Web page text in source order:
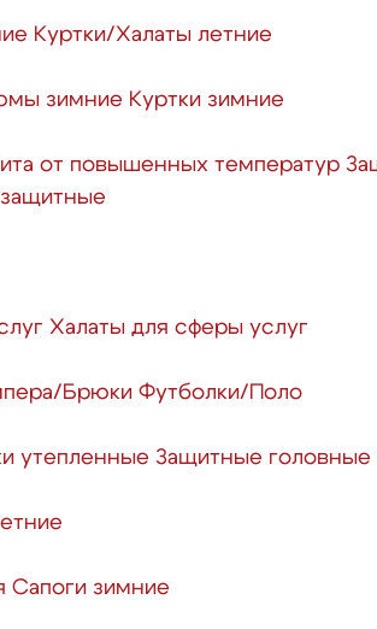
Куртки/Халаты летние
зимние Куртки зимние
от повышенных температур
защитные
Халаты для сферы услуг
Брюки Футболки/Поло
утепленные Защитные
Сапоги зимние